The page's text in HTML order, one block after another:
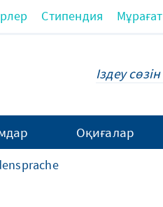
Стипендия Мұрағат
Оқиғалар